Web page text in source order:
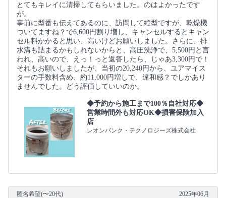
とてもキレイに清掃してもらいました。のはよかったです
が。
事前に型番も伝えてあるのに、訪問して縦型ですが、乾燥機
ついてますね？で6,600円割り増し、キャンセルするとキャン
セル料かかると思い、高いけどお願いしました。さらに、排
水溝も詰まるかもしれないからと、高圧洗浄で、5,500円と言
われ、高いので、えっ！っと返答したら、じゃあ3,300円で！
それもお願いしましたが、当初の20,240円から、ユアマイス
ターの手数料含め、約11,000円増しで、違和感？でしかあり
ませんでした。どう評価していいのか。
◆予約から施工まで100％自社対応◆
営業時間外も対応OK◆損害保険加入
店
レオンバンク・テクノロジーズ株式会社
匿名希望(〜20代) 2025年06月